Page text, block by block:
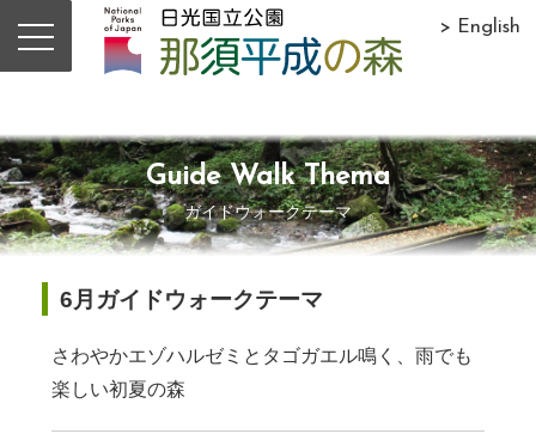
> English
Guide Walk Thema
ガイドウォークテーマ
6月ガイドウォークテーマ
さわやかエゾハルゼミとタゴガエル鳴く、雨でも
楽しい初夏の森